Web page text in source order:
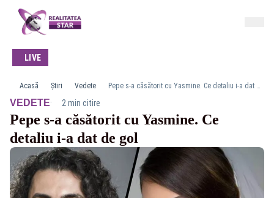
LIVE
Acasă Știri Vedete Pepe s-a căsătorit cu Yasmine. Ce detaliu i-a dat de gol
VEDETE· 2 min citire
Pepe s-a căsătorit cu Yasmine. Ce
detaliu i-a dat de gol